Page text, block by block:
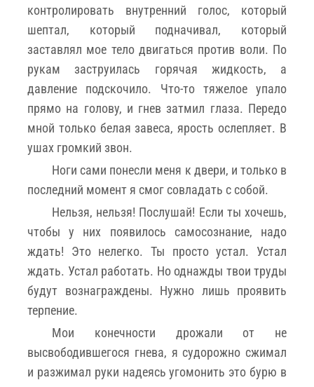
контролировать внутренний голос, который
шептал, который подначивал, который
заставлял мое тело двигаться против воли. По
рукам заструилась горячая жидкость, а
давление подскочило. Что-то тяжелое упало
прямо на голову, и гнев затмил глаза. Передо
мной только белая завеса, ярость ослепляет. В
ушах громкий звон.
Ноги сами понесли меня к двери, и только в
последний момент я смог совладать с собой.
Нельзя, нельзя! Послушай! Если ты хочешь,
чтобы у них появилось самосознание, надо
ждать! Это нелегко. Ты просто устал. Устал
ждать. Устал работать. Но однажды твои труды
будут вознаграждены. Нужно лишь проявить
терпение.
Мои конечности дрожали от не
высвободившегося гнева, я судорожно сжимал
и разжимал руки надеясь угомонить это бурю в